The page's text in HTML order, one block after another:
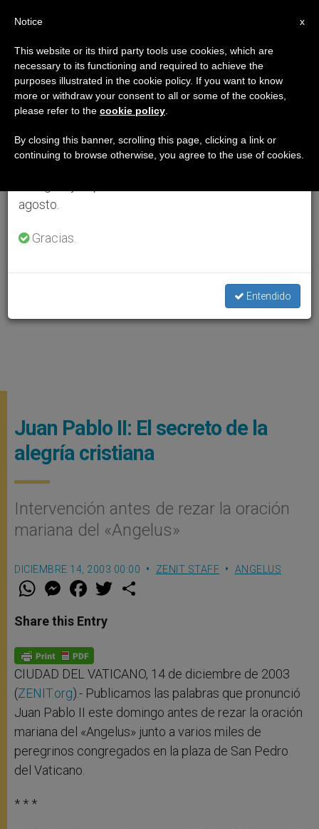
Juan Pablo II: El secreto de la
alegría cristiana
Intervención antes de rezar la oración
mariana del «Angelus»
DICIEMBRE 14, 2003 00:00 ZENIT STAFF ANGELUS
W
t
s
p
p
M
e
s
e
g
e
r
F
a
e
b
o
k
w
Share this Entry
CIUDAD DEL VATICANO, 14 de diciembre de 2003
(ZENIT.org).- Publicamos las palabras que pronunció
Juan Pablo II este domingo antes de rezar la oración
mariana del «Angelus» junto a varios miles de
peregrinos congregados en la plaza de San Pedro
del Vaticano.
* * *
×
Aviso importante
Del 27 de julio al 7 de agosto haremos la pausa
anual, aprovechando que en el periodo de verano
se generan menos informaciones y también el
agosto.
Gracias.
Entendido
x
Notice
This website or its third party tools use cookies, which are
necessary to its functioning and required to achieve the
purposes illustrated in the cookie policy. If you want to know
more or withdraw your consent to all or some of the cookies,
please refer to the cookie policy
By closing this banner, scrolling this page, clicking a link or
continuing to browse otherwise, you agree to the use of cookies.